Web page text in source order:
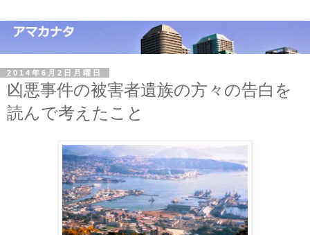
2014年6月2日月曜日
凶悪事件の被害者遺族の方々の告白を
読んで考えたこと